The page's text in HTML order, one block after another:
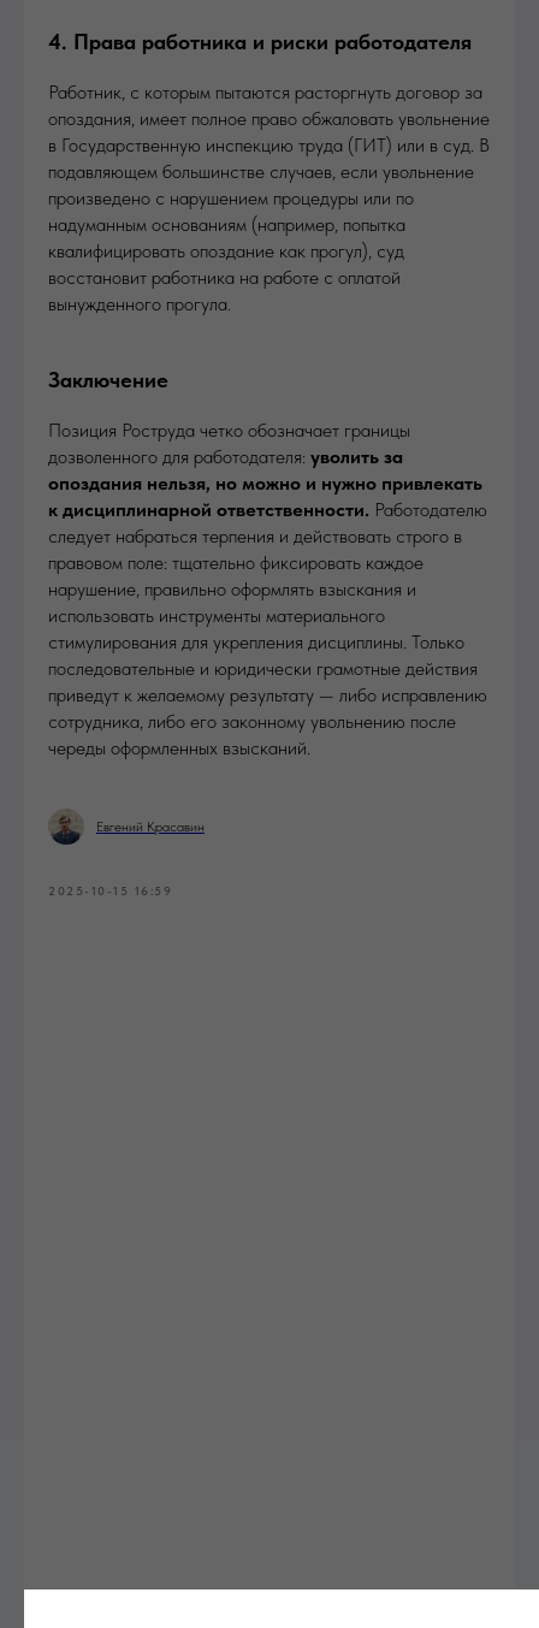
4. Права работника и риски работодателя
Работник, с которым пытаются расторгнуть договор за
опоздания, имеет полное право обжаловать увольнение
в Государственную инспекцию труда (ГИТ) или в суд. В
подавляющем большинстве случаев, если увольнение
произведено с нарушением процедуры или по
надуманным основаниям (например, попытка
квалифицировать опоздание как прогул), суд
восстановит работника на работе с оплатой
вынужденного прогула.
Заключение
Позиция Роструда четко обозначает границы
дозволенного для работодателя: уволить за
опоздания нельзя, но можно и нужно привлекать
к дисциплинарной ответственности. Работодателю
следует набраться терпения и действовать строго в
правовом поле: тщательно фиксировать каждое
нарушение, правильно оформлять взыскания и
использовать инструменты материального
стимулирования для укрепления дисциплины. Только
последовательные и юридически грамотные действия
приведут к желаемому результату — либо исправлению
сотрудника, либо его законному увольнению после
череды оформленных взысканий.
Евгений Красавин
2025-10-15 16:59